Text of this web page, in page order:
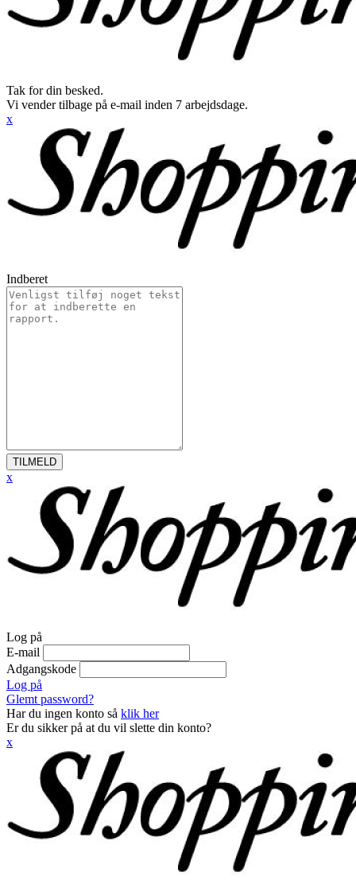
Tak for din besked.
Vi vender tilbage på e-mail inden 7 arbejdsdage.
x
Indberet
TILMELD
x
Log på
E-mail
Adgangskode
Log på
Glemt password?
Har du ingen konto så klik her
Er du sikker på at du vil slette din konto?
x